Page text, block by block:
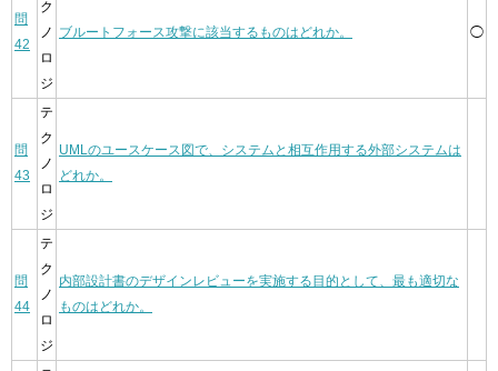
問
42
ク
ノ
ロ
ジ
ブルートフォース攻撃に該当するものはどれか。 ◯
問
43
テ
ク
ノ
ロ
ジ
UMLのユースケース図で、システムと相互作用する外部システムは
どれか。
問
44
テ
ク
ノ
ロ
ジ
内部設計書のデザインレビューを実施する目的として、最も適切な
ものはどれか。